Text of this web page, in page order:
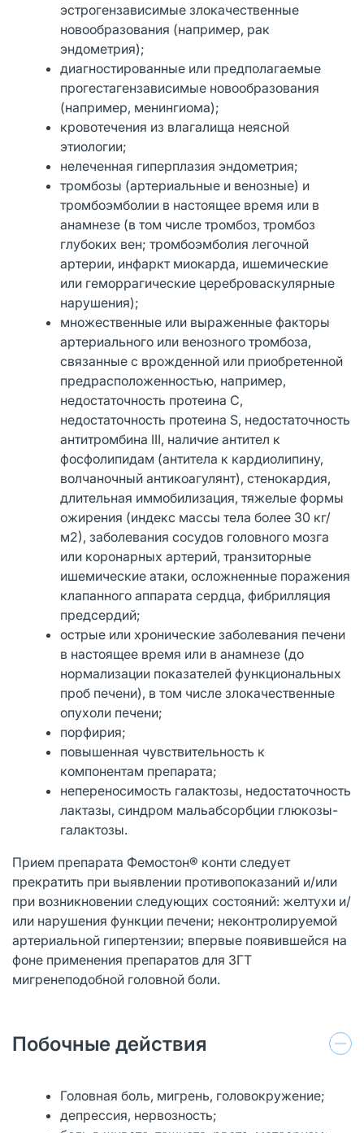
эстрогензависимые злокачественные
новообразования (например, рак
эндометрия);
диагностированные или предполагаемые
прогестагензависимые новообразования
(например, менингиома);
кровотечения из влагалища неясной
этиологии;
нелеченная гиперплазия эндометрия;
тромбозы (артериальные и венозные) и
тромбоэмболии в настоящее время или в
анамнезе (в том числе тромбоз, тромбоз
глубоких вен; тромбоэмболия легочной
артерии, инфаркт миокарда, ишемические
или геморрагические цереброваскулярные
нарушения);
множественные или выраженные факторы
артериального или венозного тромбоза,
связанные с врожденной или приобретенной
предрасположенностью, например,
недостаточность протеина С,
недостаточность протеина S, недостаточность
антитромбина III, наличие антител к
фосфолипидам (антитела к кардиолипину,
волчаночный антикоагулянт), стенокардия,
длительная иммобилизация, тяжелые формы
ожирения (индекс массы тела более 30 кг/
м2), заболевания сосудов головного мозга
или коронарных артерий, транзиторные
ишемические атаки, осложненные поражения
клапанного аппарата сердца, фибрилляция
предсердий;
острые или хронические заболевания печени
в настоящее время или в анамнезе (до
нормализации показателей функциональных
проб печени), в том числе злокачественные
опухоли печени;
порфирия;
повышенная чувствительность к
компонентам препарата;
непереносимость галактозы, недостаточность
лактазы, синдром мальабсорбции глюкозы-
галактозы.
Прием препарата Фемостон® конти следует
прекратить при выявлении противопоказаний и/или
при возникновении следующих состояний: желтухи и/
или нарушения функции печени; неконтролируемой
артериальной гипертензии; впервые появившейся на
фоне применения препаратов для ЗГТ
мигренеподобной головной боли.
Побочные действия
Головная боль, мигрень, головокружение;
депрессия, нервозность;